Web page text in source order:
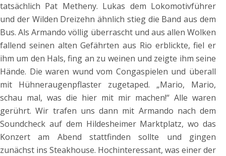
tatsächlich Pat Metheny. Lukas dem Lokomotivführer
und der Wilden Dreizehn ähnlich stieg die Band aus dem
Bus. Als Armando völlig überrascht und aus allen Wolken
fallend seinen alten Gefährten aus Rio erblickte, fiel er
ihm um den Hals, fing an zu weinen und zeigte ihm seine
Hände. Die waren wund vom Congaspielen und überall
mit Hühneraugenpflaster zugetaped. „Mario, Mario,
schau mal, was die hier mit mir machen!“ Alle waren
gerührt. Wir trafen uns dann mit Armando nach dem
Soundcheck auf dem Hildesheimer Marktplatz, wo das
Konzert am Abend stattfinden sollte und gingen
zunächst ins Steakhouse. Hochinteressant, was einer der